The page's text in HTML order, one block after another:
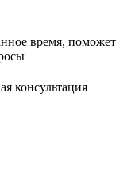
время, поможет